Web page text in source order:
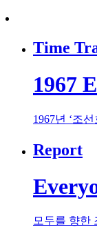
Time
1967
1967년 ‘조
Report
모두를 향한